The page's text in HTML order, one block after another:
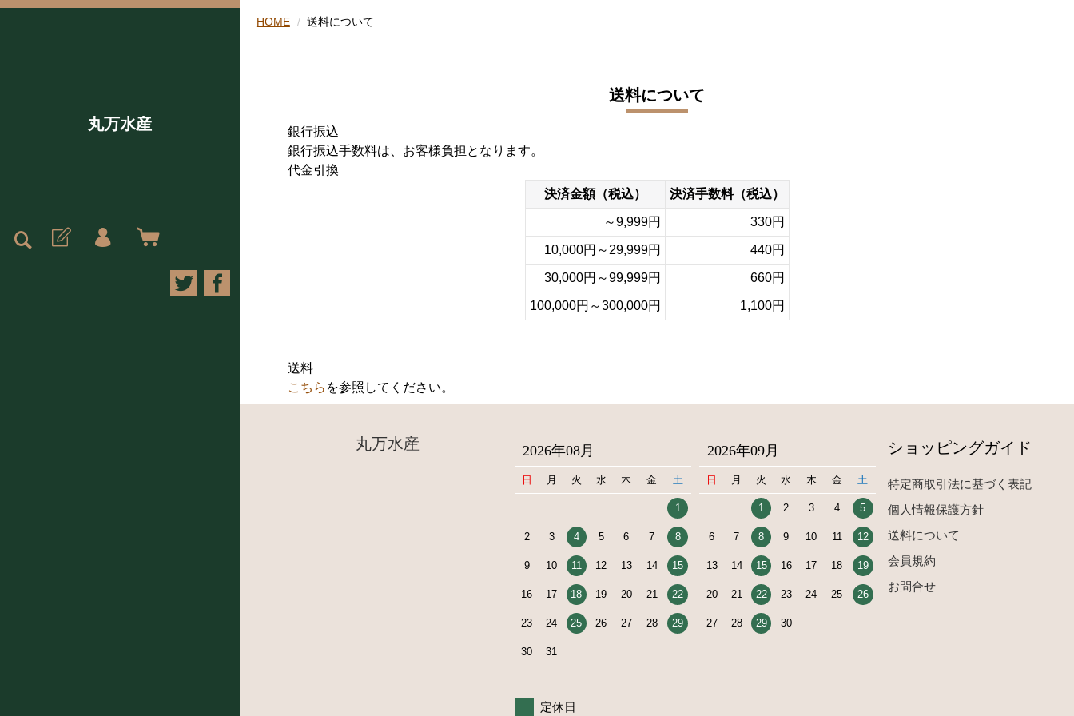
丸万水産
HOME 送料について
送料について
銀行振込
銀行振込手数料は、お客様負担となります。
代金引換
決済金額（税込）
決済手数料（税込）
～9,999円 330円
10,000円～29,999円 440円
30,000円～99,999円 660円
100,000円～300,000円 1,100円
送料
こちら を参照してください。
丸万水産 2026年08月
日 月 火 水 木 金 土
1
2 3 4 5 6 7 8
9 10 11 12 13 14 15
16 17 18 19 20 21 22
23 24 25 26 27 28 29
30 31
2026年09月
日 月 火 水 木 金 土
1 2 3 4 5
6 7 8 9 10 11 12
13 14 15 16 17 18 19
20 21 22 23 24 25 26
27 28 29 30
定休日
ショッピングガイド
特定商取引法に基づく表記
個人情報保護方針
送料について
会員規約
お問合せ